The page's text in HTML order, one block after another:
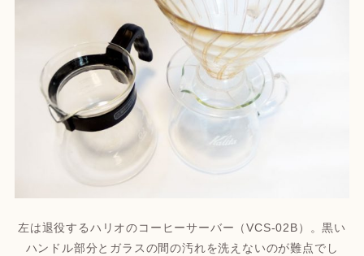
左は退役するハリオのコーヒーサーバー（VCS-02B）。黒い
ハンドル部分とガラスの間の汚れを洗えないのが難点でし